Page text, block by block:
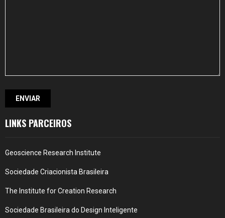
LINKS PARCEIROS
Geoscience Research Institute
Sociedade Criacionista Brasileira
The Institute for Creation Research
Sociedade Brasileira do Design Inteligente